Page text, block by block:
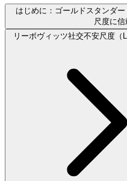
はじめに：ゴールドスタンダ
尺度に
リーボヴィッツ社交不安尺度（